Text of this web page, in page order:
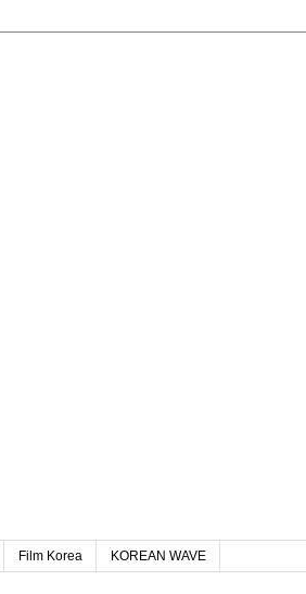
Film Korea KOREAN WAVE